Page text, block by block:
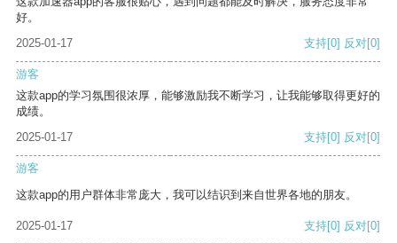
好。
2025-01-17
支持[0] 反对[0]
游客
这款app的学习氛围很浓厚，能够激励我不断学习，让我能够取得更好的
成绩。
2025-01-17
支持[0] 反对[0]
游客
这款app的用户群体非常庞大，我可以结识到来自世界各地的朋友。
2025-01-17 支持[0] 反对[0]